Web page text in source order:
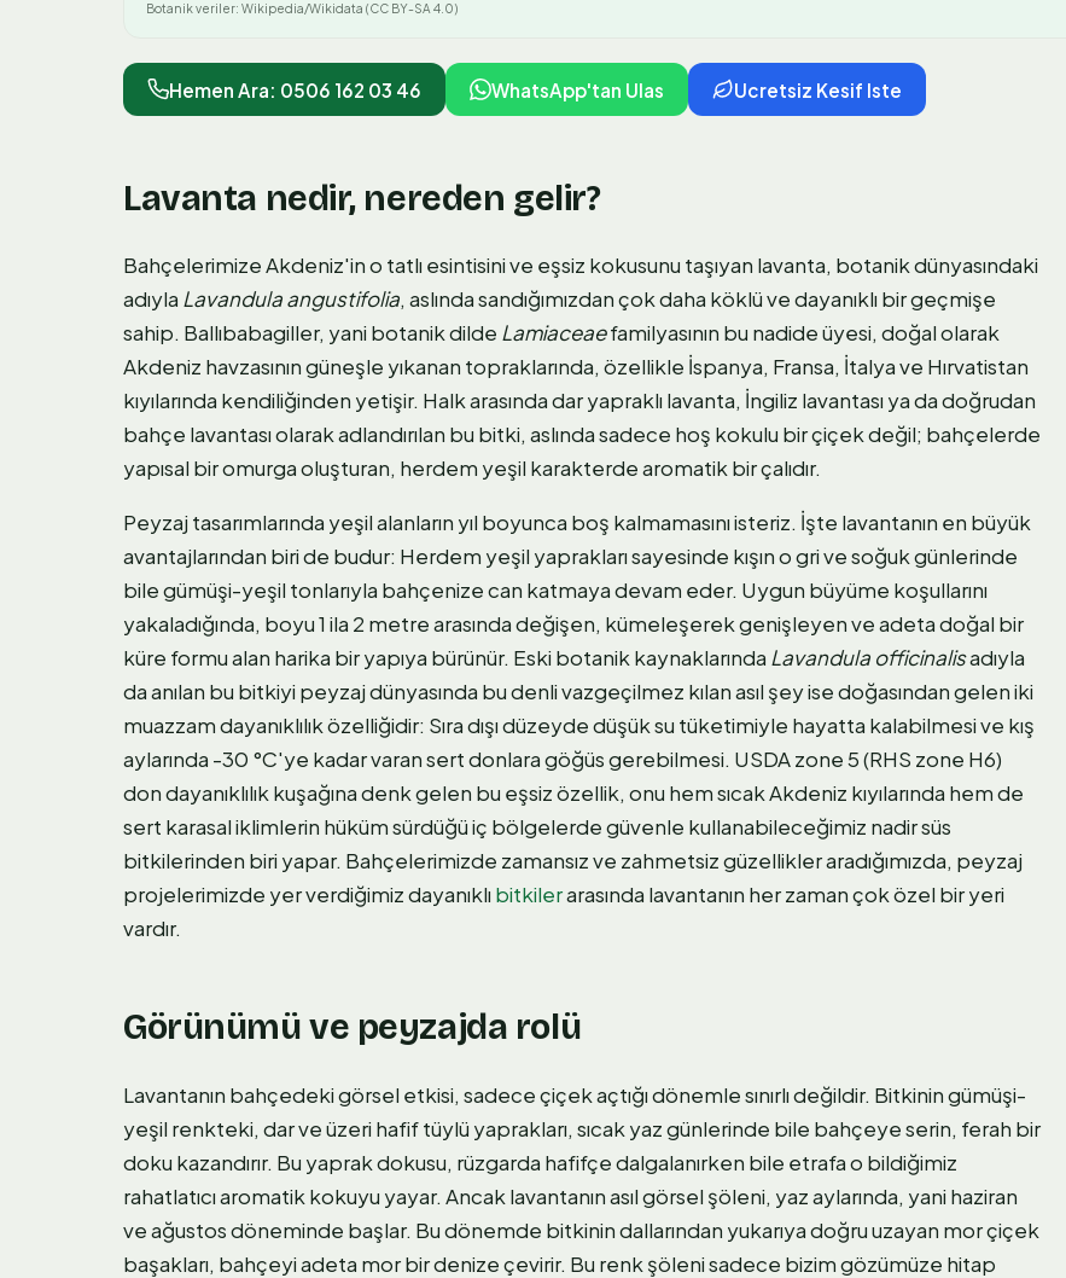
Botanik veriler: Wikipedia/Wikidata (CC BY-SA 4.0)
Hemen Ara: 0506 162 03 46 WhatsApp'tan Ulas Ucretsiz Kesif Iste
Lavanta nedir, nereden gelir?
Bahçelerimize Akdeniz'in o tatlı esintisini ve eşsiz kokusunu taşıyan lavanta, botanik dünyasındaki
adıyla Lavandula angustifolia, aslında sandığımızdan çok daha köklü ve dayanıklı bir geçmişe
sahip. Ballıbabagiller, yani botanik dilde Lamiaceaefamilyasının bu nadide üyesi, doğal olarak
Akdeniz havzasının güneşle yıkanan topraklarında, özellikle İspanya, Fransa, İtalya ve Hırvatistan
kıyılarında kendiliğinden yetişir. Halk arasında dar yapraklı lavanta, İngiliz lavantası ya da doğrudan
bahçe lavantası olarak adlandırılan bu bitki, aslında sadece hoş kokulu bir çiçek değil; bahçelerde
yapısal bir omurga oluşturan, herdem yeşil karakterde aromatik bir çalıdır.
Peyzaj tasarımlarında yeşil alanların yıl boyunca boş kalmamasını isteriz. İşte lavantanın en büyük
avantajlarından biri de budur: Herdem yeşil yaprakları sayesinde kışın o gri ve soğuk günlerinde
bile gümüşi-yeşil tonlarıyla bahçenize can katmaya devam eder. Uygun büyüme koşullarını
yakaladığında, boyu 1 ila 2 metre arasında değişen, kümeleşerek genişleyen ve adeta doğal bir
küre formu alan harika bir yapıya bürünür. Eski botanik kaynaklarında Lavandula officinalisadıyla
da anılan bu bitkiyi peyzaj dünyasında bu denli vazgeçilmez kılan asıl şey ise doğasından gelen iki
muazzam dayanıklılık özelliğidir: Sıra dışı düzeyde düşük su tüketimiyle hayatta kalabilmesi ve kış
aylarında -30 °C'ye kadar varan sert donlara göğüs gerebilmesi. USDA zone 5 (RHS zone H6)
don dayanıklılık kuşağına denk gelen bu eşsiz özellik, onu hem sıcak Akdeniz kıyılarında hem de
sert karasal iklimlerin hüküm sürdüğü iç bölgelerde güvenle kullanabileceğimiz nadir süs
bitkilerinden biri yapar. Bahçelerimizde zamansız ve zahmetsiz güzellikler aradığımızda, peyzaj
projelerimizde yer verdiğimiz dayanıklı bitkilerarasında lavantanın her zaman çok özel bir yeri
vardır.
Görünümü ve peyzajda rolü
Lavantanın bahçedeki görsel etkisi, sadece çiçek açtığı dönemle sınırlı değildir. Bitkinin gümüşi-
yeşil renkteki, dar ve üzeri hafif tüylü yaprakları, sıcak yaz günlerinde bile bahçeye serin, ferah bir
doku kazandırır. Bu yaprak dokusu, rüzgarda hafifçe dalgalanırken bile etrafa o bildiğimiz
rahatlatıcı aromatik kokuyu yayar. Ancak lavantanın asıl görsel şöleni, yaz aylarında, yani haziran
ve ağustos döneminde başlar. Bu dönemde bitkinin dallarından yukarıya doğru uzayan mor çiçek
başakları, bahçeyi adeta mor bir denize çevirir. Bu renk şöleni sadece bizim gözümüze hitap